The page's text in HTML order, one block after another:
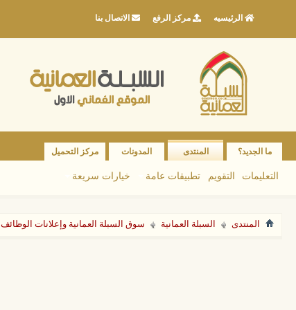
الرئيسيه مركز الرفع الاتصال بنا
ما الجديد؟ المنتدى
التعليمات التقويم تطبيقات عامة خيارات سريعة
المدونات مركز التحميل
المنتدى السبلة العمانية سوق السبلة العمانية وإعلانات الوظائف